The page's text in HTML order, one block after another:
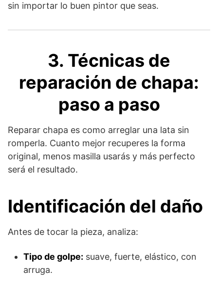
sin importar lo buen pintor que seas.
3. Técnicas de
reparación de chapa:
paso a paso
Reparar chapa es como arreglar una lata sin
romperla. Cuanto mejor recuperes la forma
original, menos masilla usarás y más perfecto
será el resultado.
Identificación del daño
Antes de tocar la pieza, analiza:
Tipo de golpe: suave, fuerte, elástico, con
arruga.